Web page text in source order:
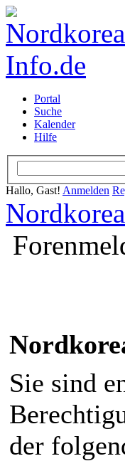
Portal
Suche
Kalender
Hilfe
Hallo, Gast! Anmelden
Sie sind
der